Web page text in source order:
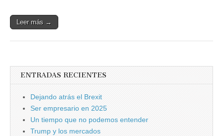
Leer más →
ENTRADAS RECIENTES
Dejando atrás el Brexit
Ser empresario en 2025
Un tiempo que no podemos entender
Trump y los mercados